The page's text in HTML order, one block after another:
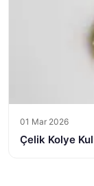
01 Mar 2026
Çelik Kolye